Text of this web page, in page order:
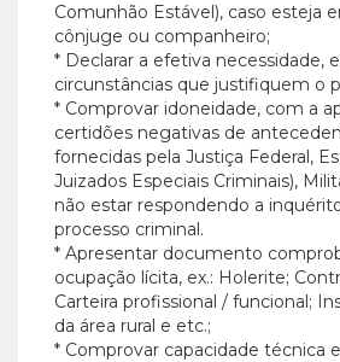
Comunhão Estável), caso esteja
cônjuge ou companheiro;
* Declarar a efetiva necessidade,
circunstâncias que justifiquem o
* Comprovar idoneidade, com a
certidões negativas de
fornecidas pela Justiça Federal,
Juizados Especiais Criminais),
não estar respondendo a
processo criminal.
* Apresentar documento
ocupação lícita, ex.: Holerite;
Carteira profissional / funcional;
da área rural e etc.;
* Comprovar capacidade técnica